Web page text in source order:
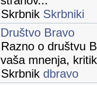
Skrbnik Skrbniki
Društvo Bravo
Razno o društvu
vaša mnenja,
Skrbnik dbravo